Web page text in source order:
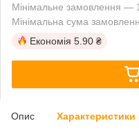
Мінімальне замовлення —
Мінімальна сума
Економія 5.90 ₴
Опис Характеристики